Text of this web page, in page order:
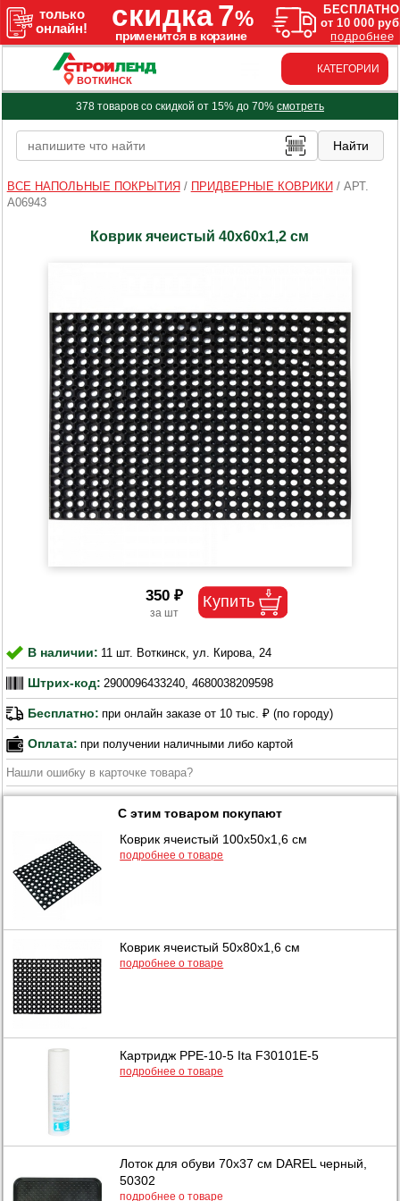
ВОТКИНСК
КАТЕГОРИИ
378 товаров со скидкой от 15% до 70% смотреть
ВСЕ НАПОЛЬНЫЕ ПОКРЫТИЯ / ПРИДВЕРНЫЕ КОВРИКИ / АРТ.
A06943
Коврик ячеистый 40x60x1,2 см
350 ₽
В наличии: 11 шт. Воткинск, ул. Кирова, 24
Штрих-код: 2900096433240, 4680038209598
Бесплатно: при онлайн заказе от 10 тыс. ₽ (по городу)
Оплата: при получении наличными либо картой
Нашли ошибку в карточке товара?
С этим товаром покупают
Коврик ячеистый 100x50x1,6 см
подробнее о товаре
Коврик ячеистый 50x80x1,6 см
подробнее о товаре
Картридж PPE-10-5 Ita F30101E-5
подробнее о товаре
Лоток для обуви 70х37 см DAREL черный,
50302
подробнее о товаре